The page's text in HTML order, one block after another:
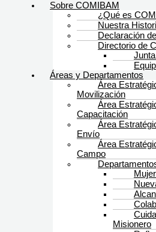
Sobre COMIBAM
¿Qué es
Nuestra
Declaración
Directorio de
Áreas y Departamentos
Área
Movilización
Área
Capacitación
Área
Envío
Área
Campo
Misionero